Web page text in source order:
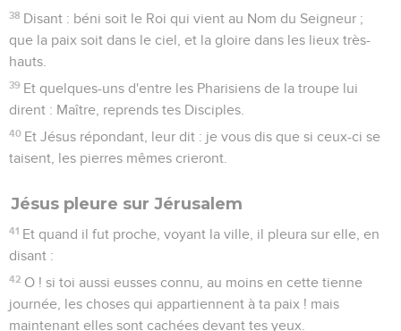
38 Disant : béni soit le Roi qui vient au Nom du Seigneur ;
que la paix soit dans le ciel, et la gloire dans les lieux très-
hauts.
39 Et quelques-uns d'entre les Pharisiens de la troupe lui
dirent : Maître, reprends tes Disciples.
40 Et Jésus répondant, leur dit : je vous dis que si ceux-ci se
taisent, les pierres mêmes crieront.
Jésus pleure sur Jérusalem
41 Et quand il fut proche, voyant la ville, il pleura sur elle, en
disant :
42 O ! si toi aussi eusses connu, au moins en cette tienne
journée, les choses qui appartiennent à ta paix ! mais
maintenant elles sont cachées devant tes yeux.